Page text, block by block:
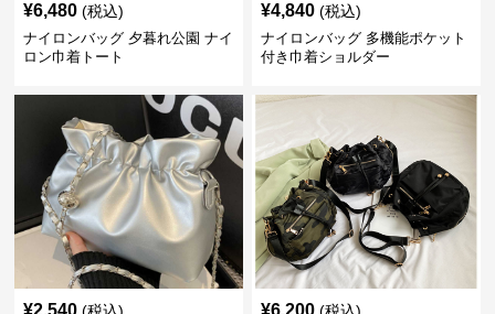
¥6,480 (税込)
ナイロンバッグ 夕暮れ公園 ナイ
ロン巾着トート
¥4,840 (税込)
ナイロンバッグ 多機能ポケット
付き巾着ショルダー
¥2,540 ¥6,200